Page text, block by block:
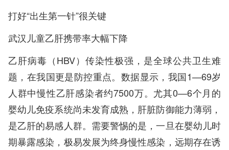
打好“出生第一针”很关键
武汉儿童乙肝携带率大幅下降
乙肝病毒（HBV）传染性极强，是全球公共卫生难
题，在我国更是防控重点。数据显示，我国1—69岁
人群中慢性乙肝感染者约7500万。尤其0—6个月的
婴幼儿免疫系统尚未发育成熟，肝脏防御能力薄弱，
是乙肝的易感人群。需要警惕的是，一旦在婴幼儿时
期暴露感染，极易发展为终身慢性感染，远期存在诱